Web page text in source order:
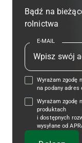
Bądź na
rolnictwa
E-MAIL
Wyrażam zgodę
na podany adres
Wyrażam zgodę
produktach
i dostępnych
wysyłane od